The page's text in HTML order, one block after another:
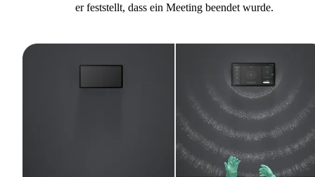
er feststellt, dass ein Meeting beendet wurde.